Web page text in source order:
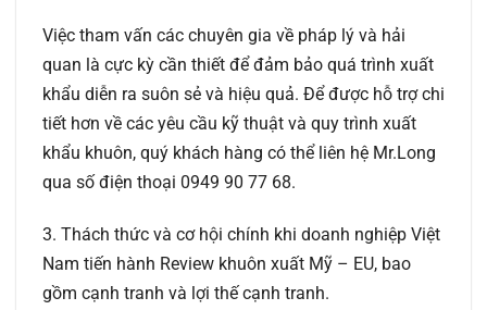
Việc tham vấn các chuyên gia về pháp lý và hải
quan là cực kỳ cần thiết để đảm bảo quá trình xuất
khẩu diễn ra suôn sẻ và hiệu quả. Để được hỗ trợ chi
tiết hơn về các yêu cầu kỹ thuật và quy trình xuất
khẩu khuôn, quý khách hàng có thể liên hệ Mr.Long
qua số điện thoại 0949 90 77 68.
3. Thách thức và cơ hội chính khi doanh nghiệp Việt
Nam tiến hành Review khuôn xuất Mỹ – EU, bao
gồm cạnh tranh và lợi thế cạnh tranh.